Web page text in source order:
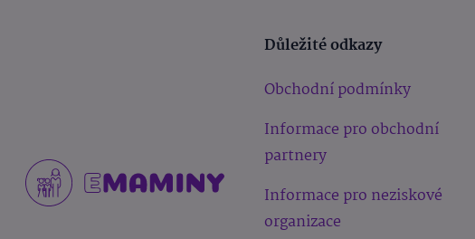
Důležité odkazy
Obchodní podmínky
Informace pro obchodní
partnery
Informace pro neziskové
organizace